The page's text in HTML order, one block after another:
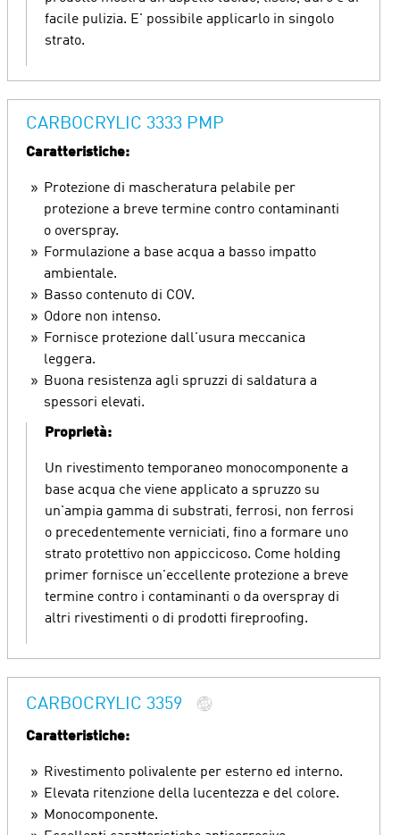
facile pulizia. E' possibile applicarlo in singolo
strato.
CARBOCRYLIC 3333 PMP
Caratteristiche:
Protezione di mascheratura pelabile per
protezione a breve termine contro contaminanti
o overspray.
Formulazione a base acqua a basso impatto
ambientale.
Basso contenuto di COV.
Odore non intenso.
Fornisce protezione dall'usura meccanica
leggera.
Buona resistenza agli spruzzi di saldatura a
spessori elevati.
Proprietà:
Un rivestimento temporaneo monocomponente a
base acqua che viene applicato a spruzzo su
un'ampia gamma di substrati, ferrosi, non ferrosi
o precedentemente verniciati, fino a formare uno
strato protettivo non appiccicoso. Come holding
primer fornisce un'eccellente protezione a breve
termine contro i contaminanti o da overspray di
altri rivestimenti o di prodotti fireproofing.
CARBOCRYLIC 3359
Caratteristiche:
Rivestimento polivalente per esterno ed interno.
Elevata ritenzione della lucentezza e del colore.
Monocomponente.